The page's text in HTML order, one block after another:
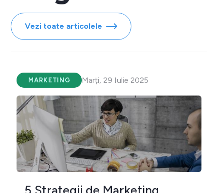
Vezi toate articolele
MARKETING Marți, 29 Iulie 2025
5 Strategii de Marketing